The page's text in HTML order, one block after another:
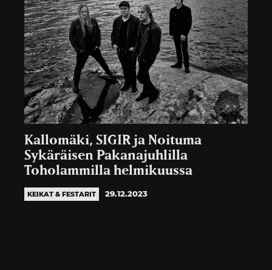
Kallomäki, SIGIR ja Noituma
Sykäräisen Pakanajuhlilla
Toholammilla helmikuussa
KEIKAT & FESTARIT 29.12.2023